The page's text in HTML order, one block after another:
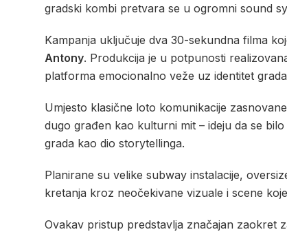
gradski kombi pretvara se u ogromni sound
Kampanja uključuje dva 30-sekundna filma
Antony. Produkcija je u potpunosti
platforma emocionalno veže uz identitet
Umjesto klasične loto komunikacije
dugo građen kao kulturni mit – ideju da se
grada kao dio storytellinga.
Planirane su velike subway instalacije,
kretanja kroz neočekivane vizuale i scene
Ovakav pristup predstavlja značajan zaokret